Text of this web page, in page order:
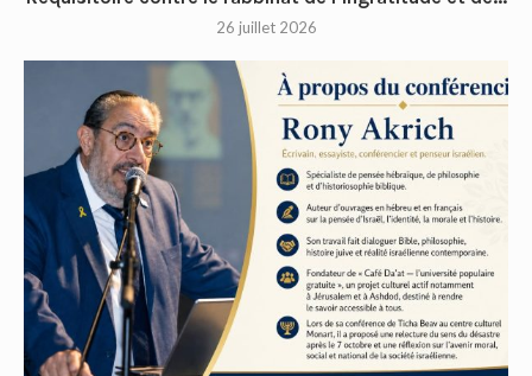
26 juillet 2026